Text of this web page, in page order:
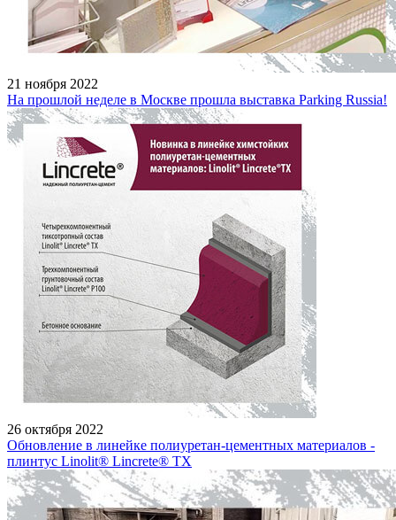
21 ноября 2022
На прошлой неделе в Москве прошла выставка Parking Russia!
26 октября 2022
Обновление в линейке полиуретан-цементных материалов -
плинтус Linolit® Lincrete® ТХ